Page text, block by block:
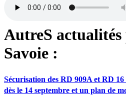
AutreS
Savoie :
Sécurisation des RD 909A et RD
dès le 14 septembre et un plan de